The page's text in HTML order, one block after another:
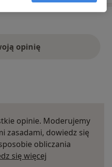
opinię
opinie. Moderujemy
zasadami, dowiedz się
obliczania
się więcej